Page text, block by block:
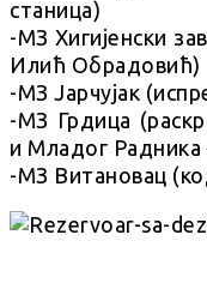
станица)
-МЗ Хигијенски
Илић Обрадовић)
-МЗ Јарчујак
-МЗ Грдица
и Младог Радника
-МЗ Витановац